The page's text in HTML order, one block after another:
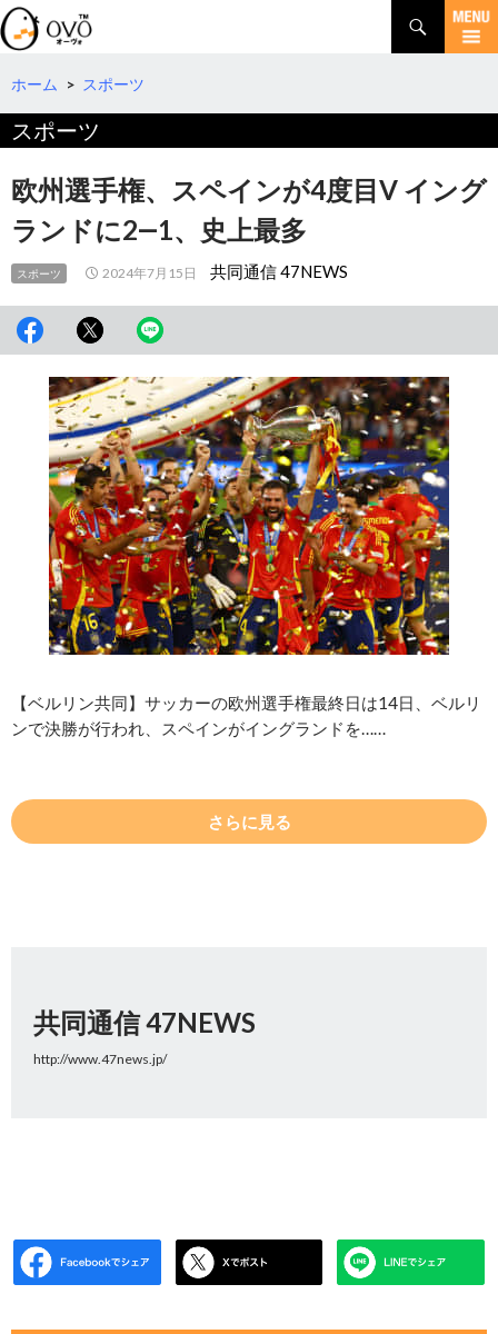
検
索
コ
テ
へ
移
動
ホーム > スポーツ
スポーツ
欧州選手権、スペインが4度目V イング
ランドに2―1、史上最多
スポーツ 2024年7月15日 共同通信 47NEWS
【ベルリン共同】サッカーの欧州選手権最終日は14日、ベルリ
ンで決勝が行われ、スペインがイングランドを……
さらに見る
共同通信 47NEWS
http://www.47news.jp/